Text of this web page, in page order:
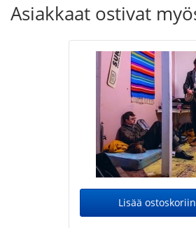
Asiakkaat ostivat